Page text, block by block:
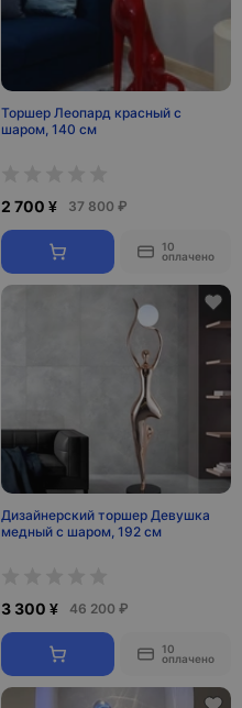
Торшер Леопард красный с
шаром, 140 см
2 700 ¥ 37 800 ₽
10
оплачено
Дизайнерский торшер Девушка
медный с шаром, 192 см
3 300 ¥ 46 200 ₽
10
оплачено